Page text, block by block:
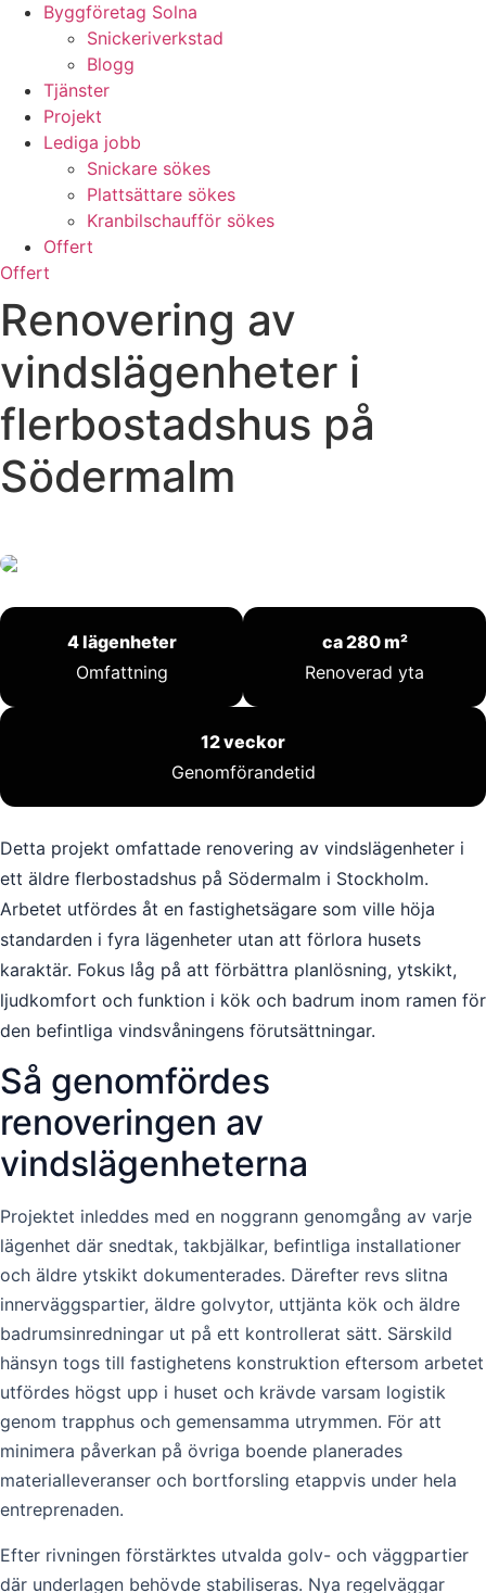
Byggföretag Solna
Snickeriverkstad
Blogg
Tjänster
Projekt
Lediga jobb
Snickare sökes
Plattsättare sökes
Kranbilschaufför sökes
Offert
Offert
Renovering av
vindslägenheter i
flerbostadshus på
Södermalm
4 lägenheter
Omfattning
ca 280 m²
Renoverad yta
12 veckor
Genomförandetid
Detta projekt omfattade renovering av vindslägenheter i
ett äldre flerbostadshus på Södermalm i Stockholm.
Arbetet utfördes åt en fastighetsägare som ville höja
standarden i fyra lägenheter utan att förlora husets
karaktär. Fokus låg på att förbättra planlösning, ytskikt,
ljudkomfort och funktion i kök och badrum inom ramen för
den befintliga vindsvåningens förutsättningar.
Så genomfördes
renoveringen av
vindslägenheterna
Projektet inleddes med en noggrann genomgång av varje
lägenhet där snedtak, takbjälkar, befintliga installationer
och äldre ytskikt dokumenterades. Därefter revs slitna
innerväggspartier, äldre golvytor, uttjänta kök och äldre
badrumsinredningar ut på ett kontrollerat sätt. Särskild
hänsyn togs till fastighetens konstruktion eftersom arbetet
utfördes högst upp i huset och krävde varsam logistik
genom trapphus och gemensamma utrymmen. För att
minimera påverkan på övriga boende planerades
materialleveranser och bortforsling etappvis under hela
entreprenaden.
Efter rivningen förstärktes utvalda golv- och väggpartier
där underlagen behövde stabiliseras. Nya regelväggar